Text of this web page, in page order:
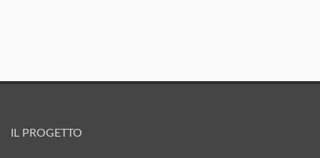
IL PROGETTO